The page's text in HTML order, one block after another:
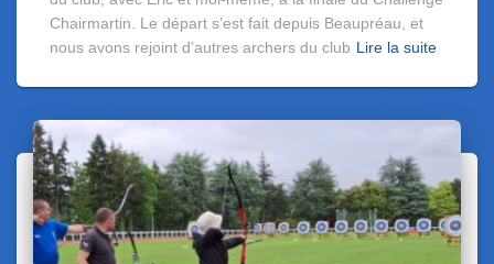
Chairmartin. Le départ s’est fait depuis Beaupréau, et
nous avons rejoint d’autres archers du club Lire la suite